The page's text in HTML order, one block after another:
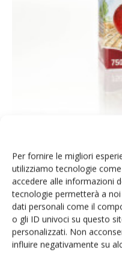
Per fornire le migliori
utilizziamo tecnologie
accedere alle informazioni
tecnologie permetterà a
dati personali come il
o gli ID univoci su questo
personalizzati. Non
influire negativamente su
Nuovo packaging
Redazione 21 Ottobre 2014
A scaffale da novembre nel
gdo italiana, presenta un
la confezione a base
orizzontalmente